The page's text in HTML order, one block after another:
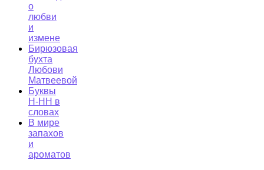
о
любви
и
измене
Бирюзовая
бухта
Любови
Матвеевой
Буквы
Н-НН в
словах
В мире
запахов
и
ароматов